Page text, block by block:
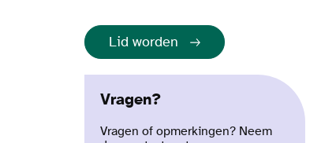
Lid worden
Vragen?
Vragen of opmerkingen? Neem